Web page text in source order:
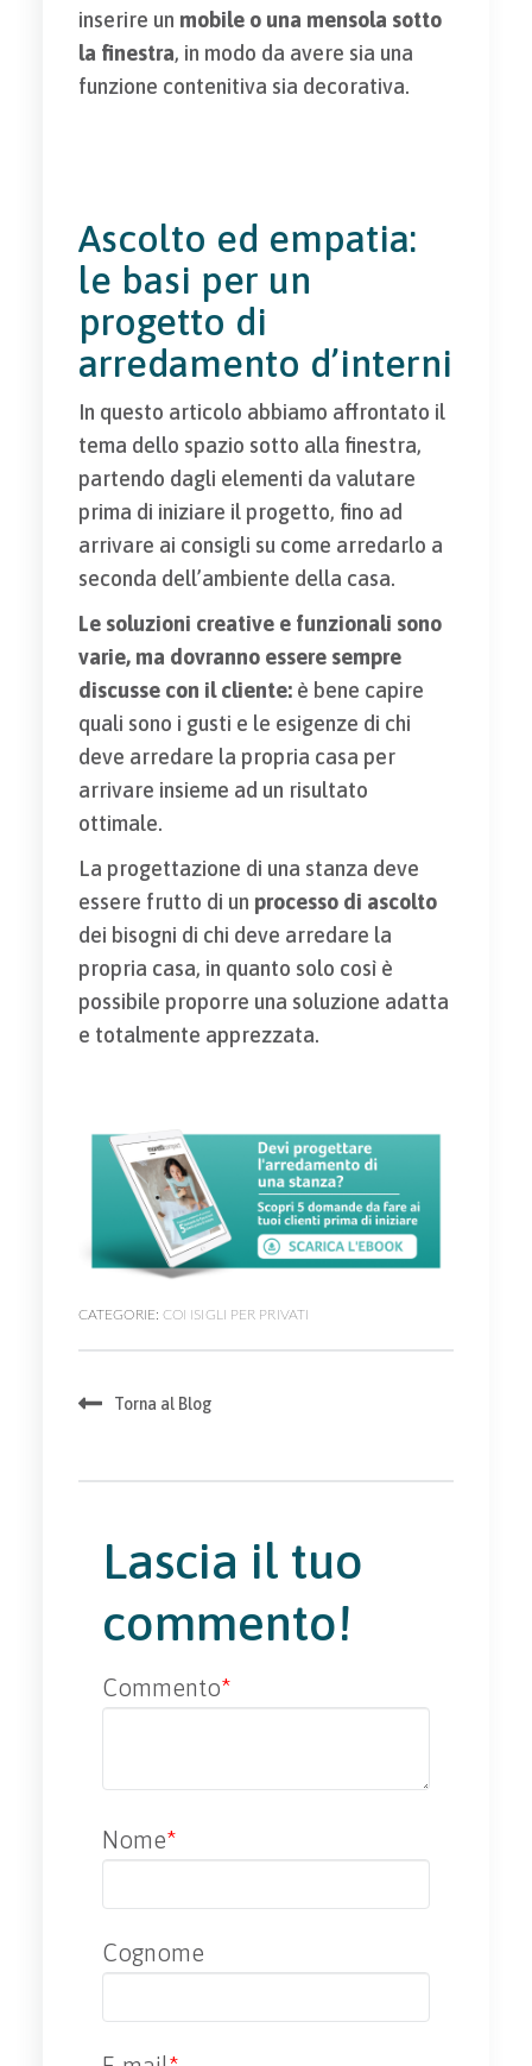
inserire un mobile o una mensola sotto
la finestra, in modo da avere sia una
funzione contenitiva sia decorativa.
Ascolto ed empatia:
le basi per un
progetto di
arredamento d’interni
In questo articolo abbiamo affrontato il
tema dello spazio sotto alla finestra,
partendo dagli elementi da valutare
prima di iniziare il progetto, fino ad
arrivare ai consigli su come arredarlo a
seconda dell’ambiente della casa.
Le soluzioni creative e funzionali sono
varie, ma dovranno essere sempre
discusse con il cliente:è bene capire
quali sono i gusti e le esigenze di chi
deve arredare la propria casa per
arrivare insieme ad un risultato
ottimale.
La progettazione di una stanza deve
essere frutto di un processo di ascolto
dei bisogni di chi deve arredare la
propria casa, in quanto solo così è
possibile proporre una soluzione adatta
e totalmente apprezzata.
CATEGORIE: CONSIGLI PER PRIVATI
Torna al Blog
Lascia il tuo
commento!
Commento*
Nome*
Cognome